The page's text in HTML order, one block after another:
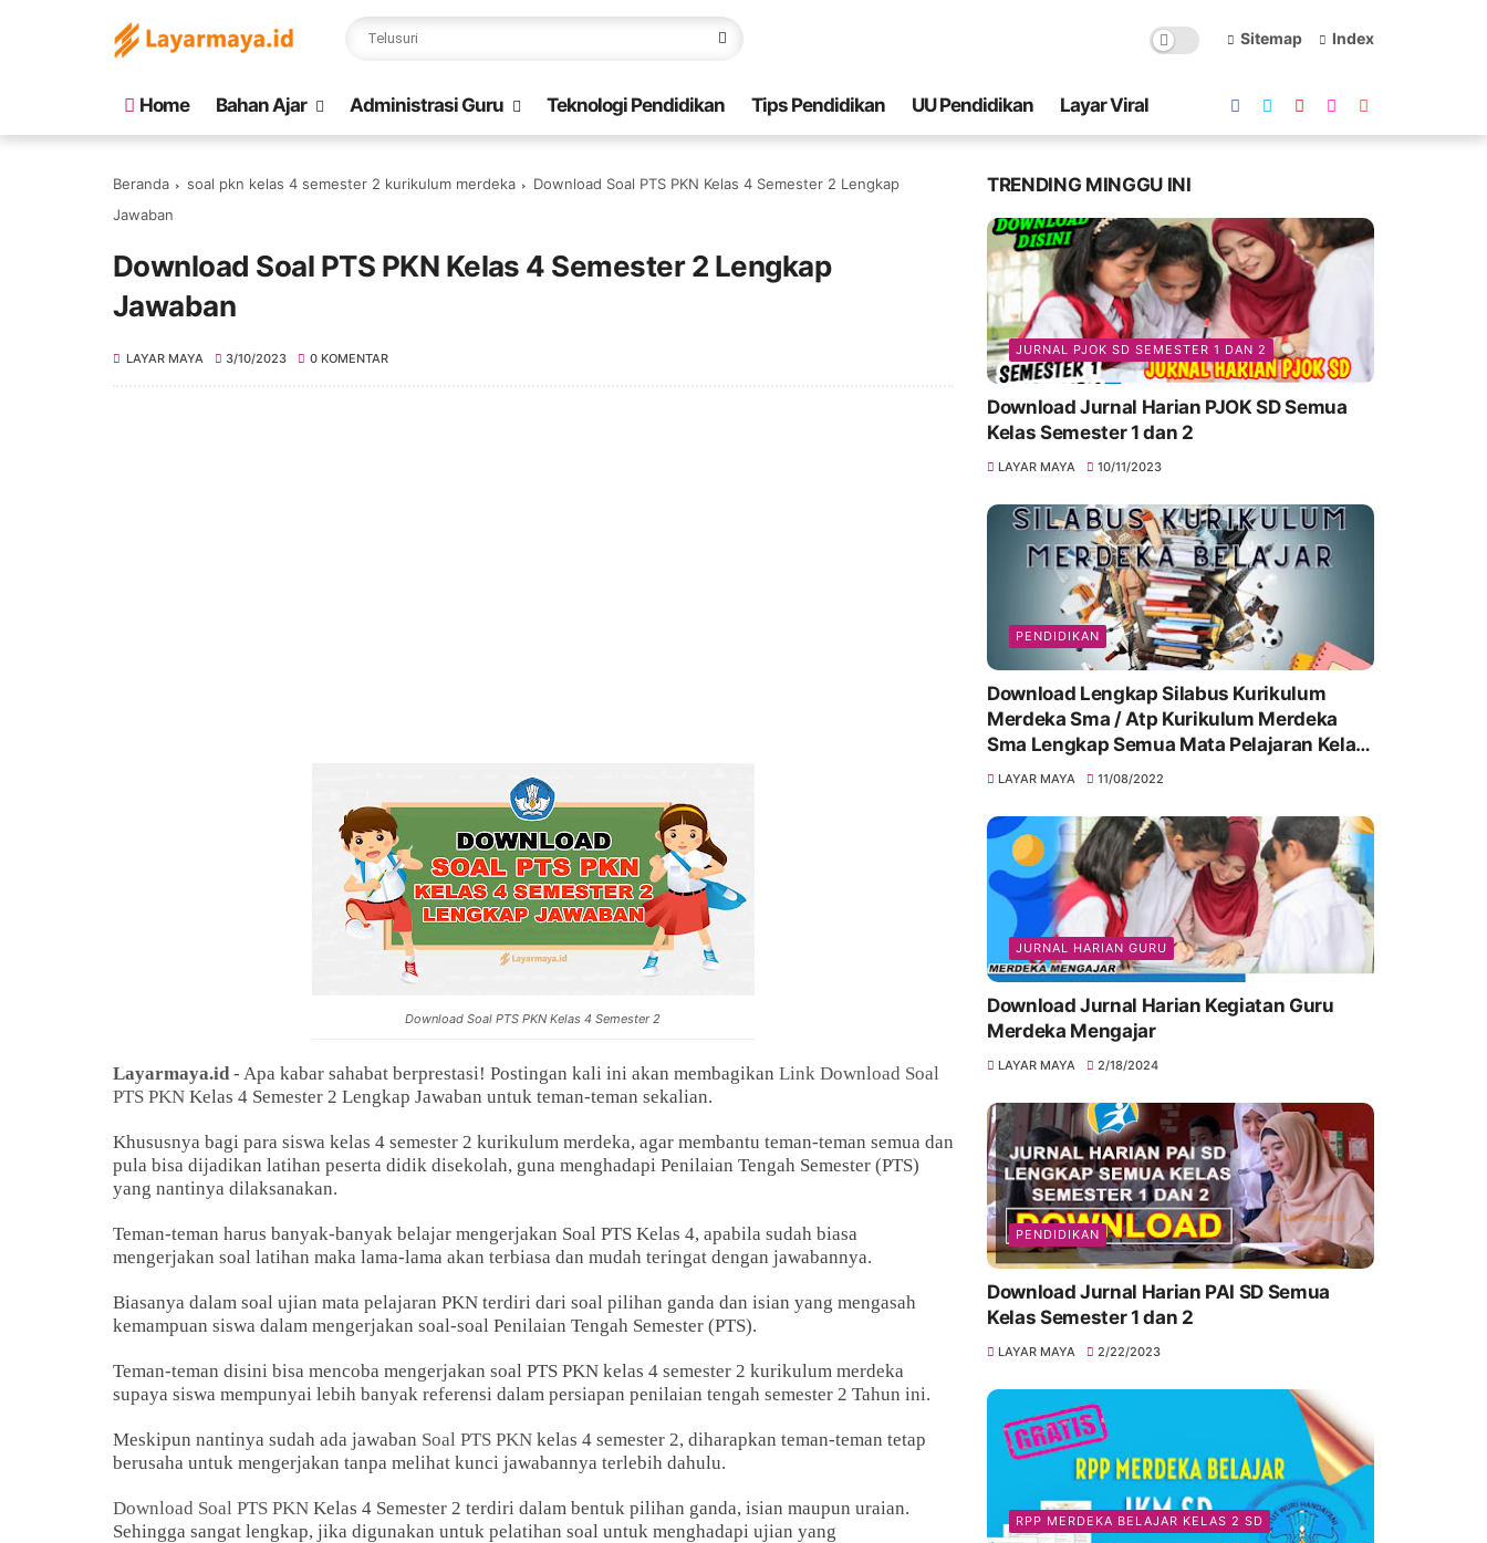
Sitemap Index
Home Bahan Ajar Administrasi Guru Teknologi Pendidikan Tips Pendidikan UU Pendidikan Layar Viral
Beranda soal pkn kelas 4 semester 2 kurikulum merdeka
Download Soal PTS PKN Kelas 4 Semester 2 Lengkap
Jawaban
Download Soal PTS PKN Kelas 4 Semester 2 Lengkap
Jawaban
LAYAR MAYA 3/10/2023 0 KOMENTAR
Download Soal PTS PKN Kelas 4 Semester 2
Layarmaya.id- Apa kabar sahabat berprestasi! Postingan kali ini akan membagikan Link Download Soal
PTS PKN Kelas 4 Semester 2 Lengkap Jawaban untuk teman-teman sekalian.
Khususnya bagi para siswa kelas 4 semester 2 kurikulum merdeka, agar membantu teman-teman semua dan
pula bisa dijadikan latihan peserta didik disekolah, guna menghadapi Penilaian Tengah Semester (PTS)
yang nantinya dilaksanakan.
Teman-teman harus banyak-banyak belajar mengerjakan Soal PTS Kelas 4, apabila sudah biasa
mengerjakan soal latihan maka lama-lama akan terbiasa dan mudah teringat dengan jawabannya.
Biasanya dalam soal ujian mata pelajaran PKN terdiri dari soal pilihan ganda dan isian yang mengasah
kemampuan siswa dalam mengerjakan soal-soal Penilaian Tengah Semester (PTS).
Teman-teman disini bisa mencoba mengerjakan soal PTS PKN kelas 4 semester 2 kurikulum merdeka
supaya siswa mempunyai lebih banyak referensi dalam persiapan penilaian tengah semester 2 Tahun ini.
Meskipun nantinya sudah ada jawaban Soal PTS PKN kelas 4 semester 2, diharapkan teman-teman tetap
berusaha untuk mengerjakan tanpa melihat kunci jawabannya terlebih dahulu.
Download Soal PTS PKN Kelas 4 Semester 2 terdiri dalam bentuk pilihan ganda, isian maupun uraian.
Sehingga sangat lengkap, jika digunakan untuk pelatihan soal untuk menghadapi ujian yang
TRENDING MINGGU INI
JURNAL PJOK SD SEMESTER 1 DAN 2
Download Jurnal Harian PJOK SD Semua
Kelas Semester 1 dan 2
LAYAR MAYA 10/11/2023
PENDIDIKAN
Download Lengkap Silabus Kurikulum
Merdeka Sma / Atp Kurikulum Merdeka
Sma Lengkap Semua Mata Pelajaran Kelas
10, 11 & 12
LAYAR MAYA 11/08/2022
JURNAL HARIAN GURU
Download Jurnal Harian Kegiatan Guru
Merdeka Mengajar
LAYAR MAYA 2/18/2024
PENDIDIKAN
Download Jurnal Harian PAI SD Semua
Kelas Semester 1 dan 2
LAYAR MAYA 2/22/2023
RPP MERDEKA BELAJAR KELAS 2 SD